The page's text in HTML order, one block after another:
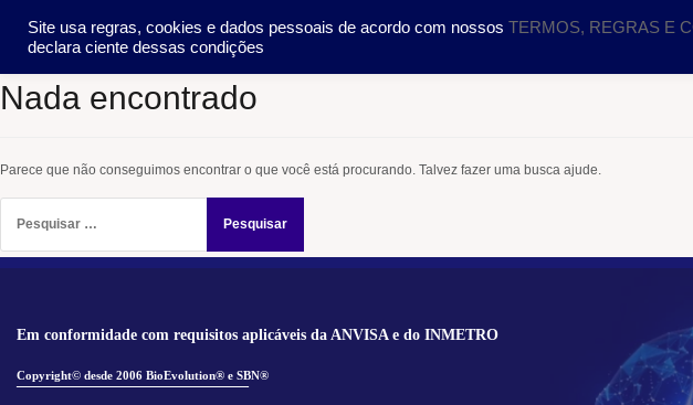
conteúdo
SOCIEDADE METODOLOGIA CURSOS
Nada encontrado
Parece que não conseguimos encontrar o que você está procurando. Talvez fazer uma busca ajude.
por:
Em conformidade com requisitos aplicáveis da ANVISA e do INMETRO
Copyright© desde 2006 BioEvolution® e SBN®
______________________________
Site usa regras, cookies e dados pessoais de acordo com nossos TERMOS, REGRAS E
declara ciente dessas condições